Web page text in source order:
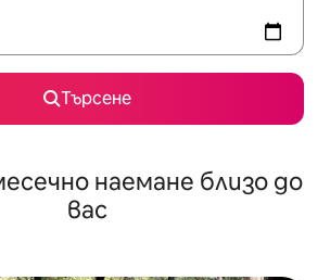
Търсене
наемане близо до
вас